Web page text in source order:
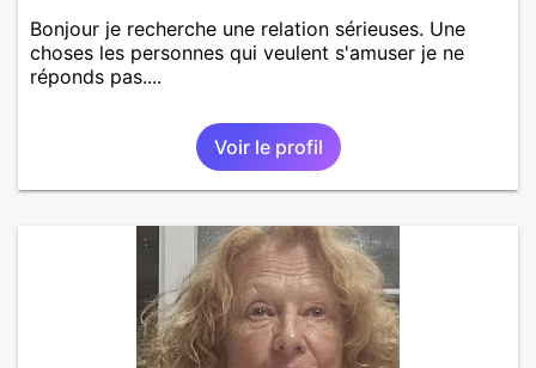
Bonjour je recherche une relation sérieuses. Une
choses les personnes qui veulent s'amuser je ne
réponds pas....
Voir le profil